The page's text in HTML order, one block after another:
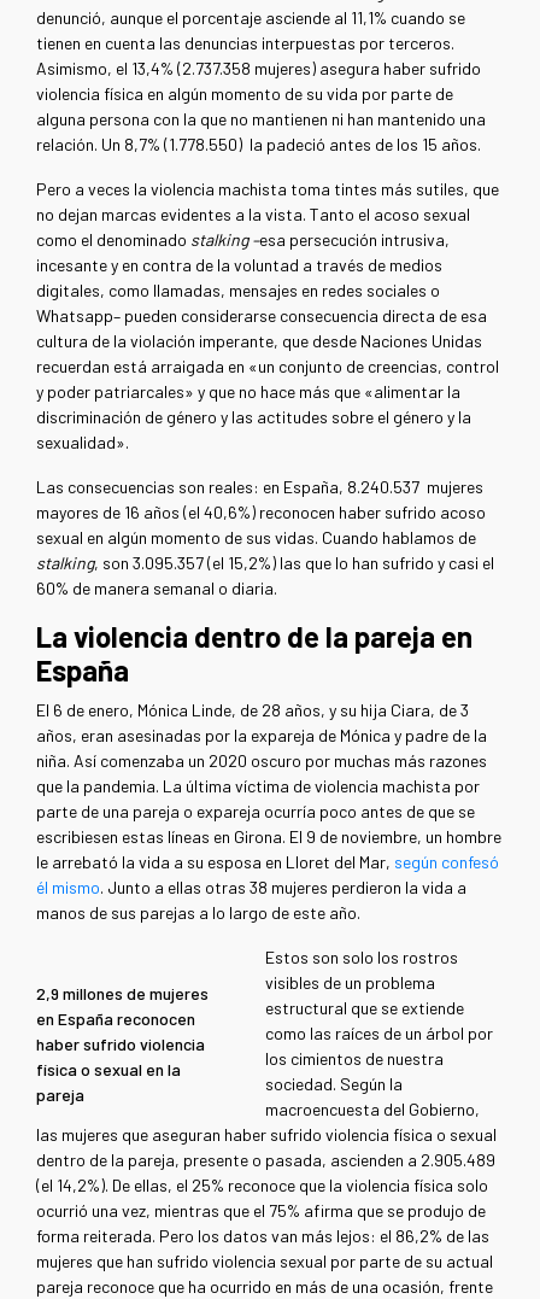
denunció, aunque el porcentaje asciende al 11,1% cuando se
tienen en cuenta las denuncias interpuestas por terceros.
Asimismo, el 13,4% (2.737.358 mujeres) asegura haber sufrido
violencia física en algún momento de su vida por parte de
alguna persona con la que no mantienen ni han mantenido una
relación. Un 8,7% (1.778.550) la padeció antes de los 15 años.
Pero a veces la violencia machista toma tintes más sutiles, que
no dejan marcas evidentes a la vista. Tanto el acoso sexual
como el denominado stalking –esa persecución intrusiva,
incesante y en contra de la voluntad a través de medios
digitales, como llamadas, mensajes en redes sociales o
Whatsapp– pueden considerarse consecuencia directa de esa
cultura de la violación imperante, que desde Naciones Unidas
recuerdan está arraigada en «un conjunto de creencias, control
y poder patriarcales» y que no hace más que «alimentar la
discriminación de género y las actitudes sobre el género y la
sexualidad».
Las consecuencias son reales: en España, 8.240.537 mujeres
mayores de 16 años (el 40,6%) reconocen haber sufrido acoso
sexual en algún momento de sus vidas. Cuando hablamos de
stalking, son 3.095.357 (el 15,2%) las que lo han sufrido y casi el
60% de manera semanal o diaria.
La violencia dentro de la pareja en
España
El 6 de enero, Mónica Linde, de 28 años, y su hija Ciara, de 3
años, eran asesinadas por la expareja de Mónica y padre de la
niña. Así comenzaba un 2020 oscuro por muchas más razones
que la pandemia. La última víctima de violencia machista por
parte de una pareja o expareja ocurría poco antes de que se
escribiesen estas líneas en Girona. El 9 de noviembre, un hombre
le arrebató la vida a su esposa en Lloret del Mar, según confesó
él mismo. Junto a ellas otras 38 mujeres perdieron la vida a
manos de sus parejas a lo largo de este año.
2,9 millones de mujeres
en España reconocen
haber sufrido violencia
física o sexual en la
pareja
Estos son solo los rostros
visibles de un problema
estructural que se extiende
como las raíces de un árbol por
los cimientos de nuestra
sociedad. Según la
macroencuesta del Gobierno,
las mujeres que aseguran haber sufrido violencia física o sexual
dentro de la pareja, presente o pasada, ascienden a 2.905.489
(el 14,2%). De ellas, el 25% reconoce que la violencia física solo
ocurrió una vez, mientras que el 75% afirma que se produjo de
forma reiterada. Pero los datos van más lejos: el 86,2% de las
mujeres que han sufrido violencia sexual por parte de su actual
pareja reconoce que ha ocurrido en más de una ocasión, frente